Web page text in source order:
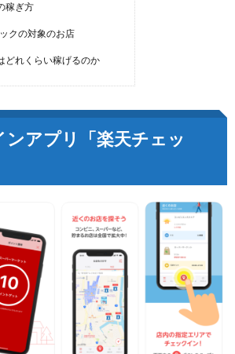
稼ぎ方
クの対象のお店
どれくらい稼げるのか
アプリ「楽天チェッ